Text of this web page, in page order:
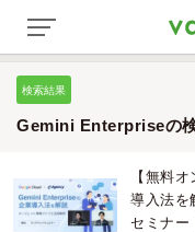
検索結果
Gemini Enterpriseの
【無料
導入法を
セミナー